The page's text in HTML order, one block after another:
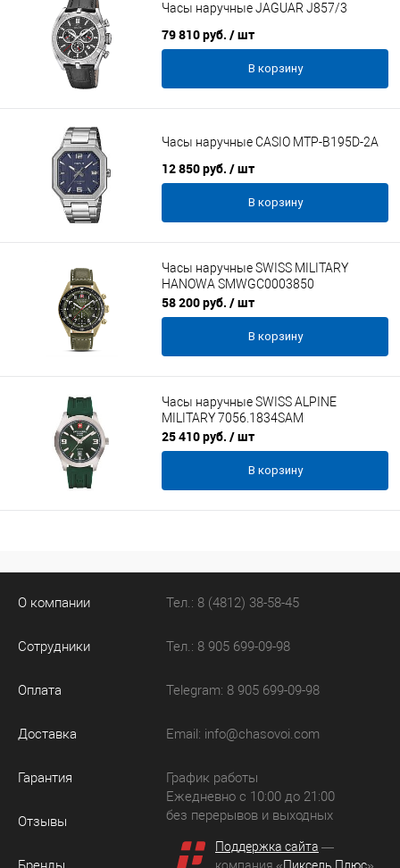
Часы наручные JAGUAR J857/3
79 810 руб. / шт
В корзину
Часы наручные CASIO MTP-B195D-2A
12 850 руб. / шт
В корзину
Часы наручные SWISS MILITARY
HANOWA SMWGC0003850
58 200 руб. / шт
В корзину
Часы наручные SWISS ALPINE
MILITARY 7056.1834SAM
25 410 руб. / шт
В корзину
О компании
Сотрудники
Оплата
Доставка
Гарантия
Отзывы
Тел.: 8 (4812) 38-58-45
Тел.: 8 905 699-09-98
Telegram: 8 905 699-09-98
Email: info@chasovoi.com
График работы
Ежедневно с 10:00 до 21:00
без перерывов и выходных
Поддержка сайта —